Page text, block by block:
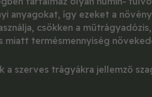
anyagokat, így ezeket a
csökken a
miatt termésmennyiség
a szerves trágyákra jellemző